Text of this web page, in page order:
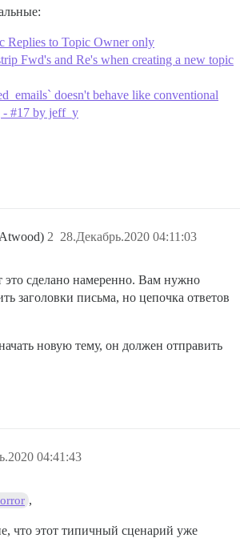
Replies to Topic Owner only
Fwd's and Re's when creating a new topic
doesn't behave like conventional
- #17 by jeff_y
28.Декабрь.2020 04:11:03
2
сделано намеренно. Вам нужно
заголовки письма, но цепочка ответов
новую тему, он должен отправить
04:41:43
,
что этот типичный сценарий уже